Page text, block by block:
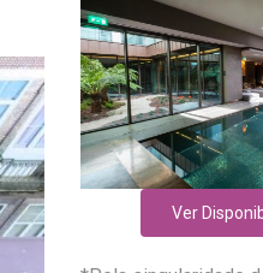
Ver